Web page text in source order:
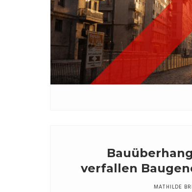
verfallen
wasMATHILDE